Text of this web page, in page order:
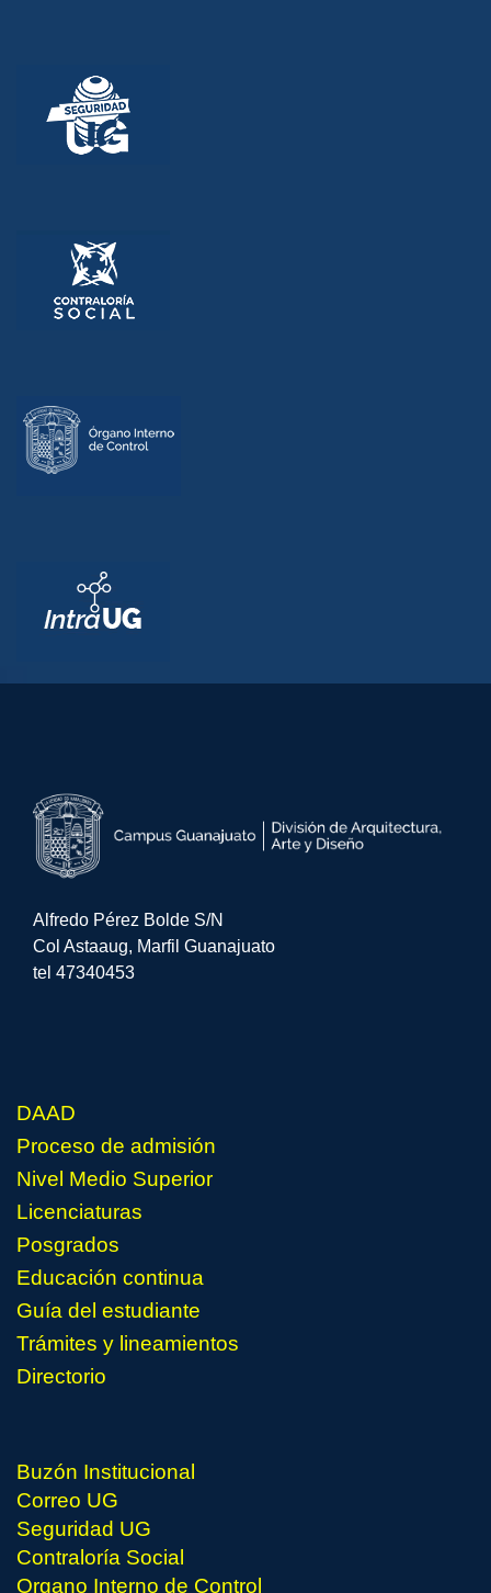
Alfredo Pérez Bolde S/N
Col Astaaug, Marfil Guanajuato
tel 47340453
DAAD
Proceso de admisión
Nivel Medio Superior
Licenciaturas
Posgrados
Educación continua
Guía del estudiante
Trámites y lineamientos
Directorio
Buzón Institucional
Correo UG
Seguridad UG
Contraloría Social
Organo Interno de Control